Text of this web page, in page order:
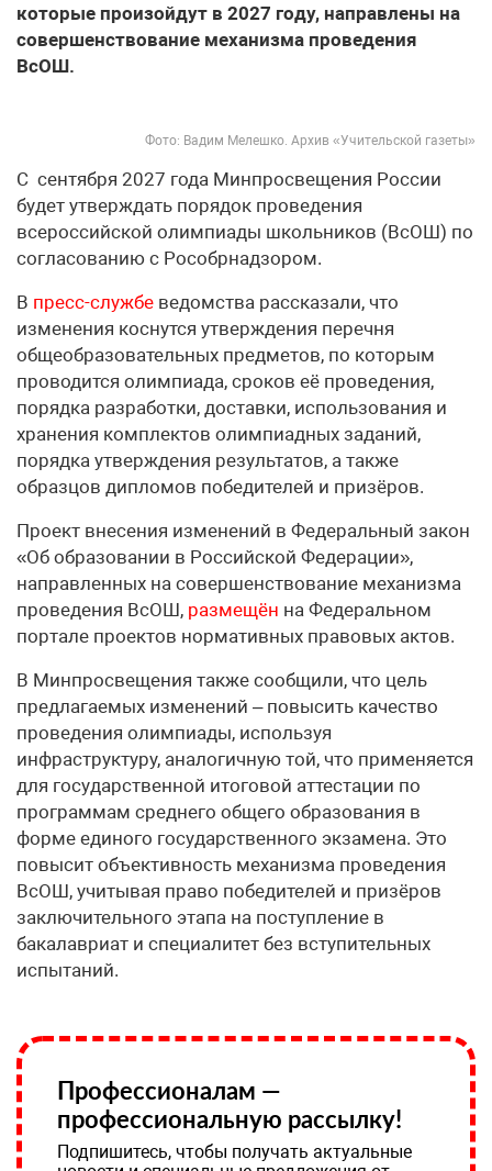
которые произойдут в 2027 году, направлены на
совершенствование механизма проведения
ВсОШ.
Фото: Вадим Мелешко. Архив «Учительской газеты»
С сентября 2027 года Минпросвещения России
будет утверждать порядок проведения
всероссийской олимпиады школьников (ВсОШ) по
согласованию с Рособрнадзором.
В пресс-службе ведомства рассказали, что
изменения коснутся утверждения перечня
общеобразовательных предметов, по которым
проводится олимпиада, сроков её проведения,
порядка разработки, доставки, использования и
хранения комплектов олимпиадных заданий,
порядка утверждения результатов, а также
образцов дипломов победителей и призёров.
Проект внесения изменений в Федеральный закон
«Об образовании в Российской Федерации»,
направленных на совершенствование механизма
проведения ВсОШ, размещён на Федеральном
портале проектов нормативных правовых актов.
В Минпросвещения также сообщили, что цель
предлагаемых изменений – повысить качество
проведения олимпиады, используя
инфраструктуру, аналогичную той, что применяется
для государственной итоговой аттестации по
программам среднего общего образования в
форме единого государственного экзамена. Это
повысит объективность механизма проведения
ВсОШ, учитывая право победителей и призёров
заключительного этапа на поступление в
бакалавриат и специалитет без вступительных
испытаний.
Профессионалам —
профессиональную рассылку!
Подпишитесь, чтобы получать актуальные